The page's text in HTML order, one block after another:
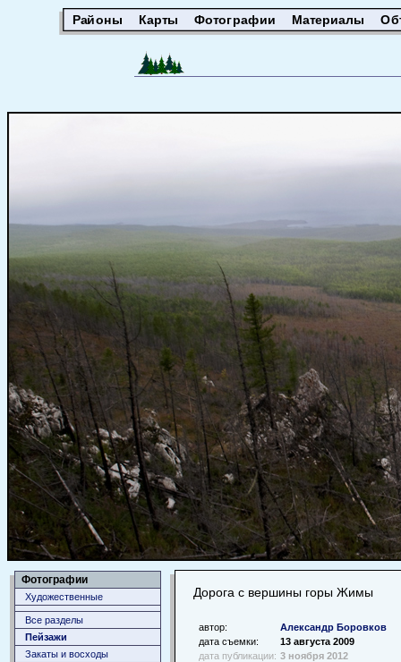
Районы Карты Фотографии Материалы
Фотографии
Художественные
Все разделы
Пейзажи
Закаты и восходы
Дорога с вершины горы Жимы
автор:
Александр Боровков
дата съемки:
13 августа 2009
дата публикации: 3 ноября 2012